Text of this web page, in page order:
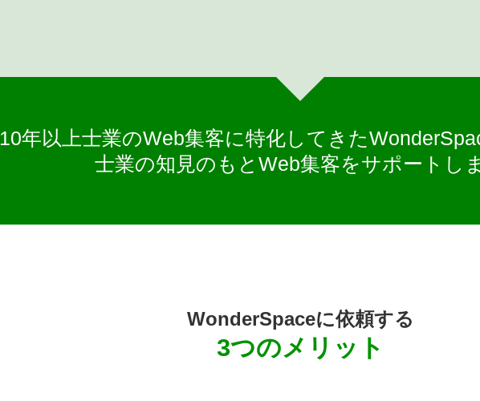
10年以上士業のWeb集客に特化してきた
士業の知見のもとWeb集客をサポートし
WonderSpaceに依頼する
3つのメリット